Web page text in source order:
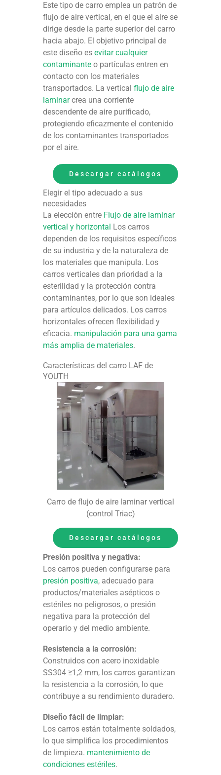
Este tipo de carro emplea un patrón de
flujo de aire vertical, en el que el aire se
dirige desde la parte superior del carro
hacia abajo. El objetivo principal de
este diseño esevitar cualquier
contaminante o partículas entren en
contacto con los materiales
transportados. La verticalflujo de aire
laminarcrea una corriente
descendente de aire purificado,
protegiendo eficazmente el contenido
de los contaminantes transportados
por el aire.
Descargar catálogos
Elegir el tipo adecuado a sus
necesidades
La elección entre Flujo de aire laminar
vertical y horizontal Los carros
dependen de los requisitos específicos
de su industria y de la naturaleza de
los materiales que manipula. Los
carros verticales dan prioridad a la
esterilidad y la protección contra
contaminantes, por lo que son ideales
para artículos delicados. Los carros
horizontales ofrecen flexibilidad y
eficacia. manipulación para una gama
más amplia de materiales.
Características del carro LAF de
YOUTH
Carro de flujo de aire laminar vertical
(control Triac)
Descargar catálogos
Presión positiva y negativa:
Los carros pueden configurarse para
presión positiva, adecuado para
productos/materiales asépticos o
estériles no peligrosos, o presión
negativa para la protección del
operario y del medio ambiente.
Resistencia a la corrosión:
Construidos con acero inoxidable
SS304 ≥1,2 mm, los carros garantizan
la resistencia a la corrosión, lo que
contribuye a su rendimiento duradero.
Diseño fácil de limpiar:
Los carros están totalmente soldados,
lo que simplifica los procedimientos
de limpieza. mantenimiento de
condiciones estériles.